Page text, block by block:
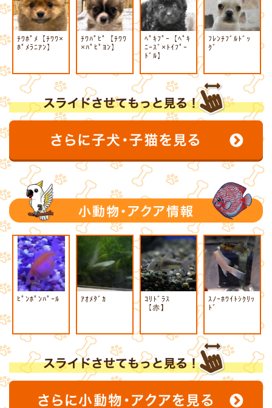
ﾁﾜﾎﾟﾒ【ﾁﾜﾜ×
ﾎﾟﾒﾗﾆｱﾝ】
ﾁﾜﾊﾟﾋﾟ【ﾁﾜﾜ
×ﾊﾟﾋﾟﾖﾝ】
ﾍﾟｷﾌﾟｰ【ﾍﾟｷ
ﾆｰｽﾞ×ﾄｲﾌﾟｰ
ﾄﾞﾙ】
ﾌﾚﾝﾁﾌﾞﾙﾄﾞｯ
ｸﾞ
ﾋﾟﾝﾎﾟﾝﾊﾟｰﾙ ｱｵﾒﾀﾞｶ
ｺﾘﾄﾞﾗｽ
【赤】
ｽﾉｰﾎﾜｲﾄｼｸﾘｯ
ﾄﾞ